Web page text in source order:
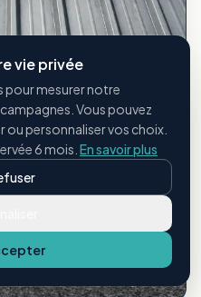
vie privée
pour mesurer notre
Vous pouvez
personnaliser vos choix.
6 mois. En savoir plus